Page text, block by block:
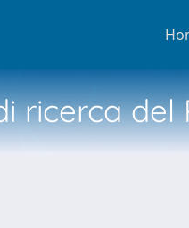
ricerca del